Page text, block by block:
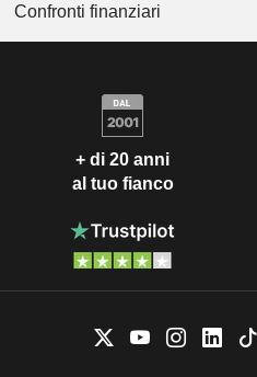
Confronti finanziari
+ di 20 anni
al tuo fianco